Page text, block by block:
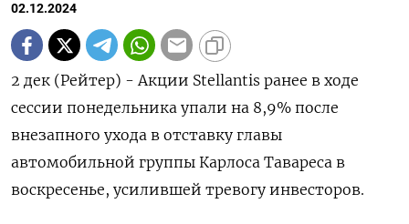
02.12.2024
2 дек (Рейтер) - Акции Stellantis ранее в ходе
сессии понедельника упали на 8,9% после
внезапного ухода в отставку главы
автомобильной группы Карлоса Тавареса в
воскресенье, усилившей тревогу инвесторов.